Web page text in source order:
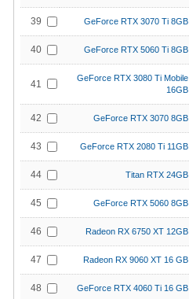
39 GeForce RTX 3070 Ti 8GB
40 GeForce RTX 5060 Ti 8GB
41
GeForce RTX 3080 Ti Mobile
16GB
42 GeForce RTX 3070 8GB
43 GeForce RTX 2080 Ti 11GB
44 Titan RTX 24GB
45 GeForce RTX 5060 8GB
46 Radeon RX 6750 XT 12GB
47 Radeon RX 9060 XT 16 GB
48 GeForce RTX 4060 Ti 16 GB